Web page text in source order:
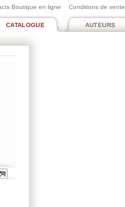
Boutique en ligne Conditions de vente
AUTEURS
CATALOGUE